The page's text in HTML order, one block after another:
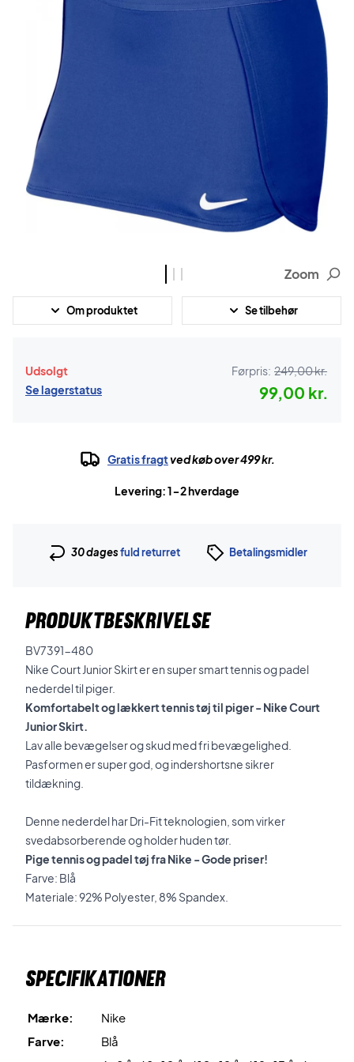
Zoom
Om produktet Se tilbehør
Udsolgt
Se lagerstatus
Førpris: 249,00 kr.
99,00 kr.
Gratis fragtved køb over 499 kr.
Levering: 1-2 hverdage
30 dagesfuld returret Betalingsmidler
PRODUKTBESKRIVELSE
BV7391-480
Nike Court Junior Skirt er en super smart tennis og padel
nederdel til piger.
Komfortabelt og lækkert tennis tøj til piger - Nike Court
Junior Skirt.
Lav alle bevægelser og skud med fri bevægelighed.
Pasformen er super god, og indershortsne sikrer
tildækning.
Denne nederdel har Dri-Fit teknologien, som virker
svedabsorberende og holder huden tør.
Pige tennis og padel tøj fra Nike - Gode priser!
Farve: Blå
Materiale: 92% Polyester, 8% Spandex.
Specifikationer
Mærke:
Nike
Farve:
Blå